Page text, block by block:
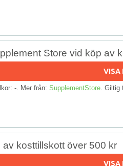
Store vid köp av
VISA
-. Mer från: SupplementStore .
av kosttillskott över 500 kr
VISA